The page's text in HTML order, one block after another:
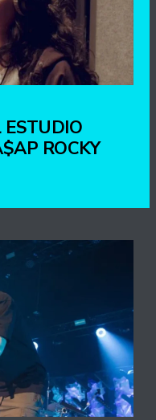
ROCKY